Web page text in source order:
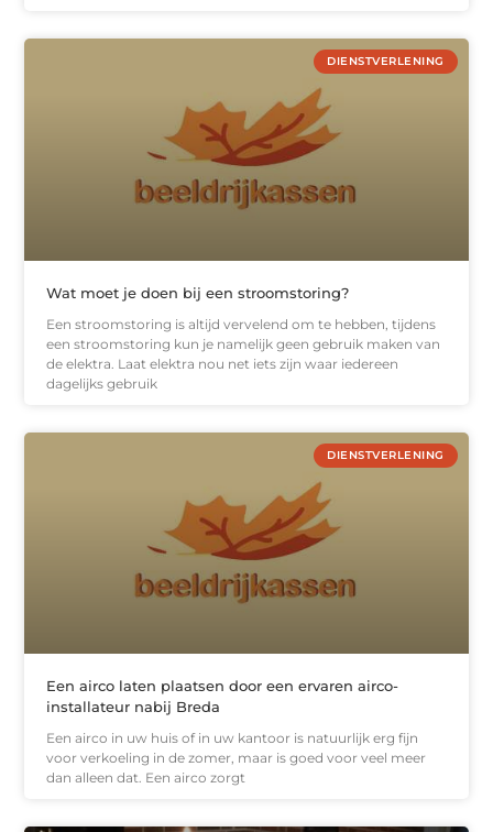
DIENSTVERLENING
Wat moet je doen bij een stroomstoring?
Een stroomstoring is altijd vervelend om te hebben, tijdens
een stroomstoring kun je namelijk geen gebruik maken van
de elektra. Laat elektra nou net iets zijn waar iedereen
dagelijks gebruik
DIENSTVERLENING
Een airco laten plaatsen door een ervaren airco-
installateur nabij Breda
Een airco in uw huis of in uw kantoor is natuurlijk erg fijn
voor verkoeling in de zomer, maar is goed voor veel meer
dan alleen dat. Een airco zorgt